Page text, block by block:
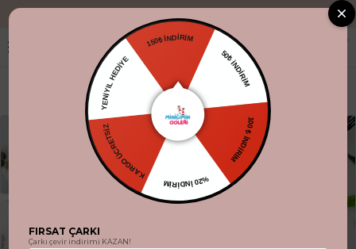
"Aynı gün
150₺ İNDİRİM
50₺ İNDİRİM
100 ₺ İNDİRİM
%20 İNDİRİM
KARGO ÜCRETSİZ
YENİYIL HEDİYE
FIRSAT ÇARKI
Çarkı çevir indirimi KAZAN!